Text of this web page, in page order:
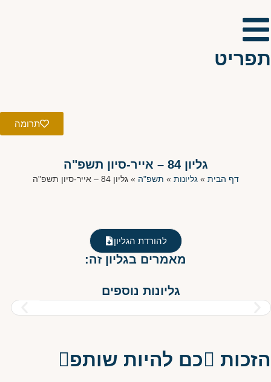
תפריט
תרומה
גליון 84 – אייר-סיון תשפ"ה
דף הבית »גליונות » תשפ"ה »גליון 84 – אייר-סיון תשפ"ה
מאמרים בגליון זה:
להורדת הגליון
גליונות נוספים
הזכות כם להיות שותפ